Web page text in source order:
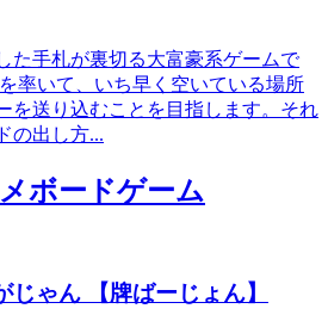
た手札が裏切る大富豪系ゲームで
率いて、いち早く空いている場所
を送り込むことを目指します。それ
の出し方...
ゃん 【牌ばーじょん】